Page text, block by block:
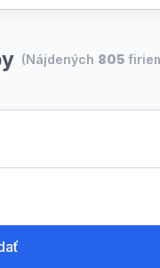
(Nájdených 805